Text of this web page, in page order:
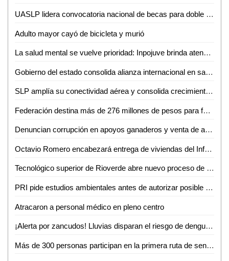
UASLP lidera convocatoria nacional de becas para doble titulación en ingeniería con Francia
Adulto mayor cayó de bicicleta y murió
La salud mental se vuelve prioridad: Inpojuve brinda atención psicológica en la Huasteca
Gobierno del estado consolida alianza internacional en salud mental
SLP amplía su conectividad aérea y consolida crecimiento turistico y económico
Federación destina más de 276 millones de pesos para fortalecer la salud en SLP
Denuncian corrupción en apoyos ganaderos y venta de aretes
Octavio Romero encabezará entrega de viviendas del Infonavit en Ciudad Valles
Tecnológico superior de Rioverde abre nuevo proceso de admisión por alta demanda
PRI pide estudios ambientales antes de autorizar posible fracking en la Huasteca Potosina
Atracaron a personal médico en pleno centro
¡Alerta por zancudos! Lluvias disparan el riesgo de dengue, zika y chikungunya
Más de 300 personas participan en la primera ruta de senderismo por la reinserción